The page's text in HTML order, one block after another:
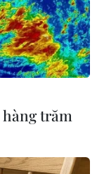
cộng
trăm